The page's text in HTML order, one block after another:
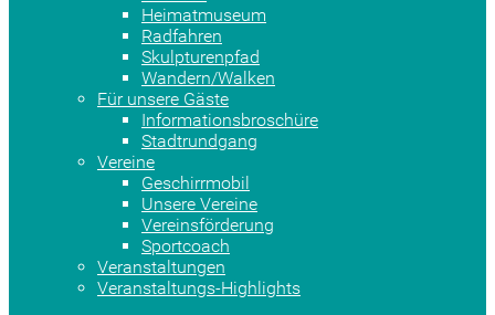
Heimatmuseum
Radfahren
Skulpturenpfad
Wandern/Walken
Für unsere Gäste
Informationsbroschüre
Stadtrundgang
Vereine
Geschirrmobil
Unsere Vereine
Vereinsförderung
Sportcoach
Veranstaltungen
Veranstaltungs-Highlights